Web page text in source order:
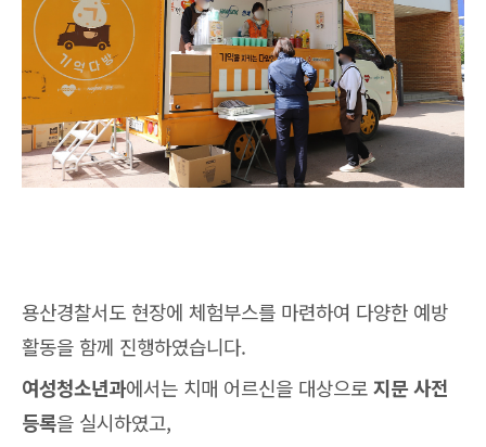
용산경찰서도 현장에 체험부스를 마련하여 다양한 예방
활동을 함께 진행하였습니다.
여성청소년과에서는 치매 어르신을 대상으로지문 사전
등록을 실시하였고,